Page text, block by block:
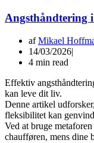
Angsthåndtering
afMikael
14/03/2026
4 min read
Effektiv
kan leve dit liv.
Denne artikel
fleksibilitet kan
Ved at bruge
chaufføren, mens dine